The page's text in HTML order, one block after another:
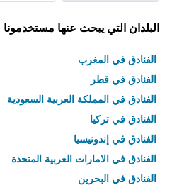
البلدان التي يبحث عنها مستخدمونا
الفنادق في المغرب
الفنادق في قطر
الفنادق في المملكة العربية السعودية
الفنادق في تركيا
الفنادق في إندونيسيا
الفنادق في الامارات العربية المتحدة
الفنادق في البحرين